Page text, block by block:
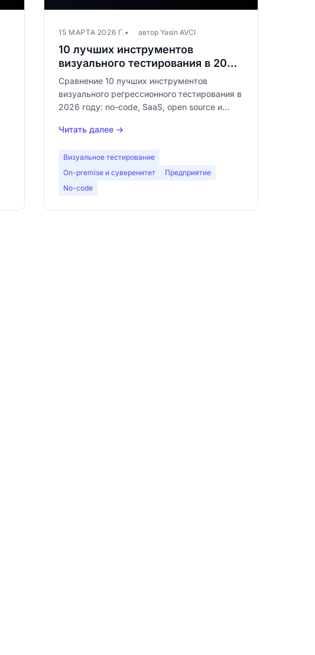
15 МАРТА 2026 Г. автор Yasin AVCI
10 лучших инструментов
визуального тестирования в 2026
году: сравнение по категориям
Сравнение 10 лучших инструментов
визуального регрессионного тестирования в
2026 году: no-code, SaaS, open source и
идеальный профиль для каждого
Chromatic, Playwright, BackstopJS и другие.
Читать далее →
Визуальное тестирование
On-premise и суверенитет
Предприятие
No-code